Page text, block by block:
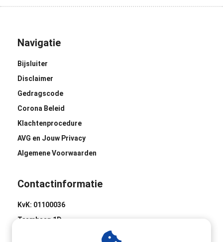
Navigatie
Bijsluiter
Disclaimer
Gedragscode
Corona Beleid
Klachtenprocedure
AVG en Jouw Privacy
Algemene Voorwaarden
Contactinformatie
KvK: 01100036
Trambaan 1D